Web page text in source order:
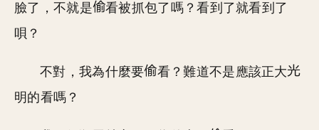
臉了，不就是
看被抓包了嗎？看到了就看到了
唄？
不對，我為什麼要
看？難道不是應該正大
明的看嗎？